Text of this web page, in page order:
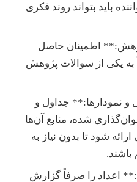
باید بتواند روند فکری
اطمینان حاصل
به یکی از سوالات پژوهش
و نمودارها:** جداول و
شده، منابع آن‌ها
شود تا بدون نیاز به
اعداد را صرفاً گزارش